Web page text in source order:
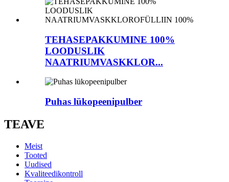
TEHASEPAKKUMINE 100%
LOODUSLIK
NAATRIUMVASKKLOR...
Puhas lükopeenipulber
TEAVE
Meist
Tooted
Uudised
Kvaliteedikontroll